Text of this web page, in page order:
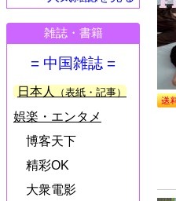
雑誌・書籍
= 中国雑誌 =
日本人 （表紙・記事）
娯楽・エンタメ
博客天下
精彩OK
大衆電影